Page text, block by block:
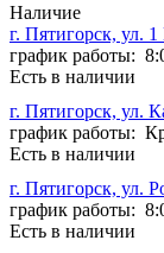
Наличие
г. Пятигорск, ул.
график работы:
Есть в наличии
г. Пятигорск, ул.
график работы:
Есть в наличии
г. Пятигорск, ул.
график работы:
Есть в наличии